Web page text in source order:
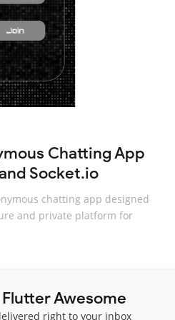
Chatting App
Socket.io
chatting app designed
and private platform for
Awesome
right to your inbox